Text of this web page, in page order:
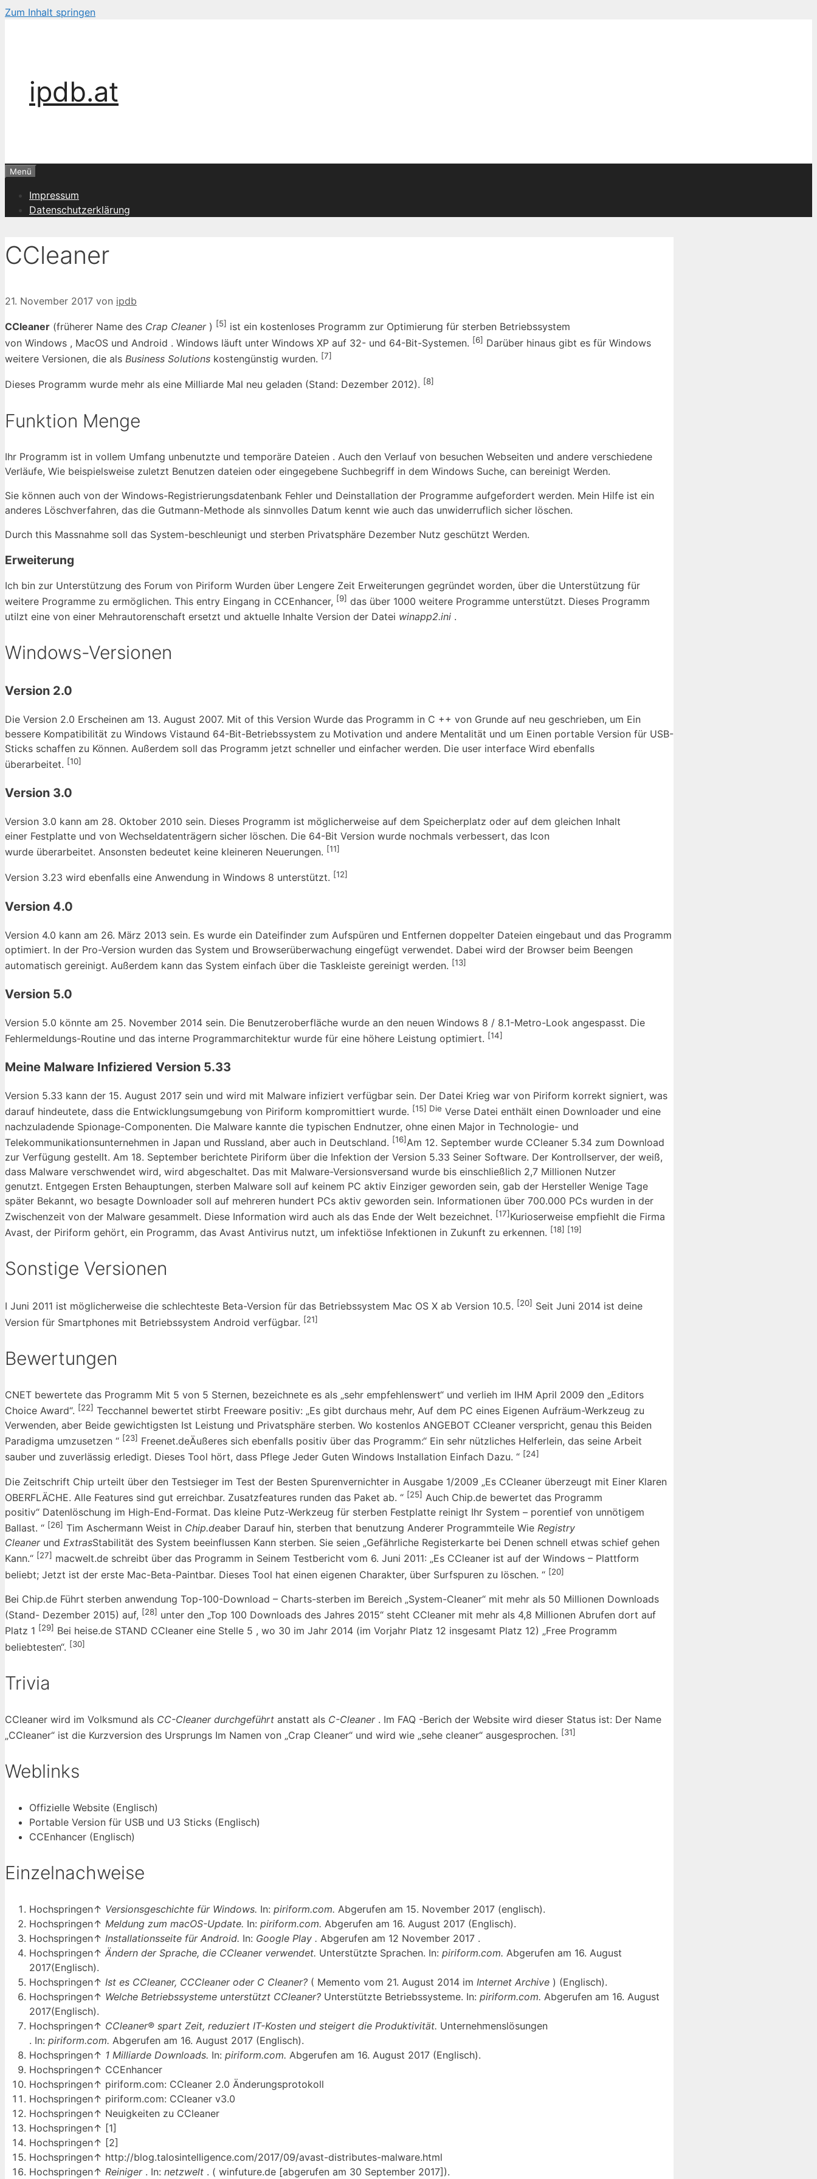
Zum Inhalt springen
ipdb.at
Menü
Impressum
Datenschutzerklärung
CCleaner
21. November 2017 von ipdb
CCleaner (früherer Name des Crap Cleaner) [5] ist ein kostenloses Programm zur Optimierung für sterben Betriebssystem
von Windows , MacOS und Android . Windows läuft unter Windows XP auf 32- und 64-Bit-Systemen. [6] Darüber hinaus gibt es für Windows
weitere Versionen, die als Business Solutions kostengünstig wurden. [7]
Dieses Programm wurde mehr als eine Milliarde Mal neu geladen (Stand: Dezember 2012). [8]
Funktion Menge
Ihr Programm ist in vollem Umfang unbenutzte und temporäre Dateien . Auch den Verlauf von besuchen Webseiten und andere verschiedene
Verläufe, Wie beispielsweise zuletzt Benutzen dateien oder eingegebene Suchbegriff in dem Windows Suche, can bereinigt Werden.
Sie können auch von der Windows-Registrierungsdatenbank Fehler und Deinstallation der Programme aufgefordert werden. Mein Hilfe ist ein
anderes Löschverfahren, das die Gutmann-Methode als sinnvolles Datum kennt wie auch das unwiderruflich sicher löschen.
Durch this Massnahme soll das System-beschleunigt und sterben Privatsphäre Dezember Nutz geschützt Werden.
Erweiterung
Ich bin zur Unterstützung des Forum von Piriform Wurden über Lengere Zeit Erweiterungen gegründet worden, über die Unterstützung für
weitere Programme zu ermöglichen. This entry Eingang in CCEnhancer, [9] das über 1000 weitere Programme unterstützt. Dieses Programm
utilzt eine von einer Mehrautorenschaft ersetzt und aktuelle Inhalte Version der Datei winapp2.ini .
Windows-Versionen
Version 2.0
Die Version 2.0 Erscheinen am 13. August 2007. Mit of this Version Wurde das Programm in C ++ von Grunde auf neu geschrieben, um Ein
bessere Kompatibilität zu Windows Vistaund 64-Bit-Betriebssystem zu Motivation und andere Mentalität und um Einen portable Version für USB-
Sticks schaffen zu Können. Außerdem soll das Programm jetzt schneller und einfacher werden. Die user interface Wird ebenfalls
überarbeitet. [10]
Version 3.0
Version 3.0 kann am 28. Oktober 2010 sein. Dieses Programm ist möglicherweise auf dem Speicherplatz oder auf dem gleichen Inhalt
einer Festplatte und von Wechseldatenträgern sicher löschen. Die 64-Bit Version wurde nochmals verbessert, das Icon
wurde überarbeitet. Ansonsten bedeutet keine kleineren Neuerungen. [11]
Version 3.23 wird ebenfalls eine Anwendung in Windows 8 unterstützt. [12]
Version 4.0
Version 4.0 kann am 26. März 2013 sein. Es wurde ein Dateifinder zum Aufspüren und Entfernen doppelter Dateien eingebaut und das Programm
optimiert. In der Pro-Version wurden das System und Browserüberwachung eingefügt verwendet. Dabei wird der Browser beim Beengen
automatisch gereinigt. Außerdem kann das System einfach über die Taskleiste gereinigt werden. [13]
Version 5.0
Version 5.0 könnte am 25. November 2014 sein. Die Benutzeroberfläche wurde an den neuen Windows 8 / 8.1-Metro-Look angespasst. Die
Fehlermeldungs-Routine und das interne Programmarchitektur wurde für eine höhere Leistung optimiert. [14]
Meine Malware Infiziered Version 5.33
Version 5.33 kann der 15. August 2017 sein und wird mit Malware infiziert verfügbar sein. Der Datei Krieg war von Piriform korrekt signiert, was
darauf hindeutete, dass die Entwicklungsumgebung von Piriform kompromittiert wurde. [15] Die Verse Datei enthält einen Downloader und eine
nachzuladende Spionage-Componenten. Die Malware kannte die typischen Endnutzer, ohne einen Major in Technologie- und
Telekommunikationsunternehmen in Japan und Russland, aber auch in Deutschland. [16]Am 12. September wurde CCleaner 5.34 zum Download
zur Verfügung gestellt. Am 18. September berichtete Piriform über die Infektion der Version 5.33 Seiner Software. Der Kontrollserver, der weiß,
dass Malware verschwendet wird, wird abgeschaltet. Das mit Malware-Versionsversand wurde bis einschließlich 2,7 Millionen Nutzer
genutzt. Entgegen Ersten Behauptungen, sterben Malware soll auf keinem PC aktiv Einziger geworden sein, gab der Hersteller Wenige Tage
später Bekannt, wo besagte Downloader soll auf mehreren hundert PCs aktiv geworden sein. Informationen über 700.000 PCs wurden in der
Zwischenzeit von der Malware gesammelt. Diese Information wird auch als das Ende der Welt bezeichnet. [17] Kurioserweise empfiehlt die Firma
Avast, der Piriform gehört, ein Programm, das Avast Antivirus nutzt, um infektiöse Infektionen in Zukunft zu erkennen. [18] [19]
Sonstige Versionen
I Juni 2011 ist möglicherweise die schlechteste Beta-Version für das Betriebssystem Mac OS X ab Version 10.5. [20] Seit Juni 2014 ist deine
Version für Smartphones mit Betriebssystem Android verfügbar. [21]
Bewertungen
CNET bewertete das Programm Mit 5 von 5 Sternen, bezeichnete es als „sehr empfehlenswert“ und verlieh im IHM April 2009 den „Editors
Choice Award“. [22] Tecchannel bewertet stirbt Freeware positiv: „Es gibt durchaus mehr, Auf dem PC eines Eigenen Aufräum-Werkzeug zu
Verwenden, aber Beide gewichtigsten Ist Leistung und Privatsphäre sterben. Wo kostenlos ANGEBOT CCleaner verspricht, genau this Beiden
Paradigma umzusetzen “ [23] Freenet.deÄußeres sich ebenfalls positiv über das Programm:“ Ein sehr nützliches Helferlein, das seine Arbeit
sauber und zuverlässig erledigt. Dieses Tool hört, dass Pflege Jeder Guten Windows Installation Einfach Dazu. “ [24]
Die Zeitschrift Chip urteilt über den Testsieger im Test der Besten Spurenvernichter in Ausgabe 1/2009 „Es CCleaner überzeugt mit Einer Klaren
OBERFLÄCHE. Alle Features sind gut erreichbar. Zusatzfeatures runden das Paket ab. “ [25] Auch Chip.de bewertet das Programm
positiv“ Datenlöschung im High-End-Format. Das kleine Putz-Werkzeug für sterben Festplatte reinigt Ihr System – porentief von unnötigem
Ballast. “ [26] Tim Aschermann Weist in Chip.deaber Darauf hin, sterben that benutzung Anderer Programmteile Wie Registry
Cleanerund ExtrasStabilität des System beeinflussen Kann sterben. Sie seien „Gefährliche Registerkarte bei Denen schnell etwas schief gehen
Kann.“ [27] macwelt.de schreibt über das Programm in Seinem Testbericht vom 6. Juni 2011: „Es CCleaner ist auf der Windows – Plattform
beliebt; Jetzt ist der erste Mac-Beta-Paintbar. Dieses Tool hat einen eigenen Charakter, über Surfspuren zu löschen. “ [20]
Bei Chip.de Führt sterben anwendung Top-100-Download – Charts-sterben im Bereich „System-Cleaner“ mit mehr als 50 Millionen Downloads
(Stand- Dezember 2015) auf, [28] unter den „Top 100 Downloads des Jahres 2015“ steht CCleaner mit mehr als 4,8 Millionen Abrufen dort auf
Platz 1 [29] Bei heise.de STAND CCleaner eine Stelle 5 , wo 30 im Jahr 2014 (im Vorjahr Platz 12 insgesamt Platz 12) „Free Programm
beliebtesten“. [30]
Trivia
CCleaner wird im Volksmund als CC-Cleaner durchgeführt anstatt als C-Cleaner. Im FAQ -Berich der Website wird dieser Status ist: Der Name
„CCleaner“ ist die Kurzversion des Ursprungs Im Namen von „Crap Cleaner“ und wird wie „sehe cleaner“ ausgesprochen. [31]
Weblinks
Offizielle Website (Englisch)
Portable Version für USB und U3 Sticks (Englisch)
CCEnhancer (Englisch)
Einzelnachweise
Hochspringen↑ Versionsgeschichte für Windows. In: piriform.com. Abgerufen am 15. November 2017 (englisch).
Hochspringen↑ Meldung zum macOS-Update. In: piriform.com. Abgerufen am 16. August 2017 (Englisch).
Hochspringen↑ Installationsseite für Android. In: Google Play . Abgerufen am 12 November 2017 .
Hochspringen↑ Ändern der Sprache, die CCleaner verwendet. Unterstützte Sprachen. In: piriform.com. Abgerufen am 16. August
2017(Englisch).
Hochspringen↑ Ist es CCleaner, CCCleaner oder C Cleaner? ( Memento vom 21. August 2014 im Internet Archive ) (Englisch).
Hochspringen↑ Welche Betriebssysteme unterstützt CCleaner? Unterstützte Betriebssysteme. In: piriform.com. Abgerufen am 16. August
2017(Englisch).
Hochspringen↑ CCleaner® spart Zeit, reduziert IT-Kosten und steigert die Produktivität. Unternehmenslösungen
. In: piriform.com. Abgerufen am 16. August 2017 (Englisch).
Hochspringen↑ 1 Milliarde Downloads. In: piriform.com. Abgerufen am 16. August 2017 (Englisch).
Hochspringen↑ CCEnhancer
Hochspringen↑ piriform.com: CCleaner 2.0 Änderungsprotokoll
Hochspringen↑ piriform.com: CCleaner v3.0
Hochspringen↑ Neuigkeiten zu CCleaner
Hochspringen↑ [1]
Hochspringen↑ [2]
Hochspringen↑ http://blog.talosintelligence.com/2017/09/avast-distributes-malware.html
Hochspringen↑ Reiniger. In: netzwelt . ( winfuture.de [abgerufen am 30 September 2017]).